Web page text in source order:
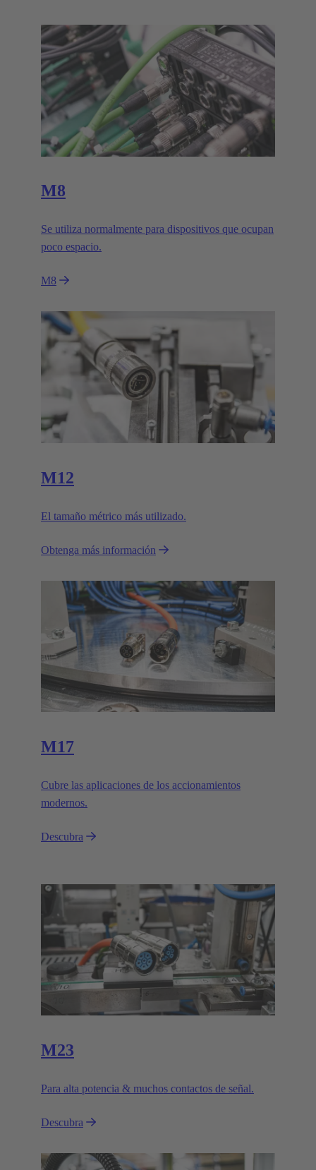
M8
Se utiliza normalmente para dispositivos que ocupan
poco espacio.
M8
M12
El tamaño métrico más utilizado.
Obtenga más información
M17
Cubre las aplicaciones de los accionamientos
modernos.
Descubra
M23
Para alta potencia & muchos contactos de señal.
Descubra